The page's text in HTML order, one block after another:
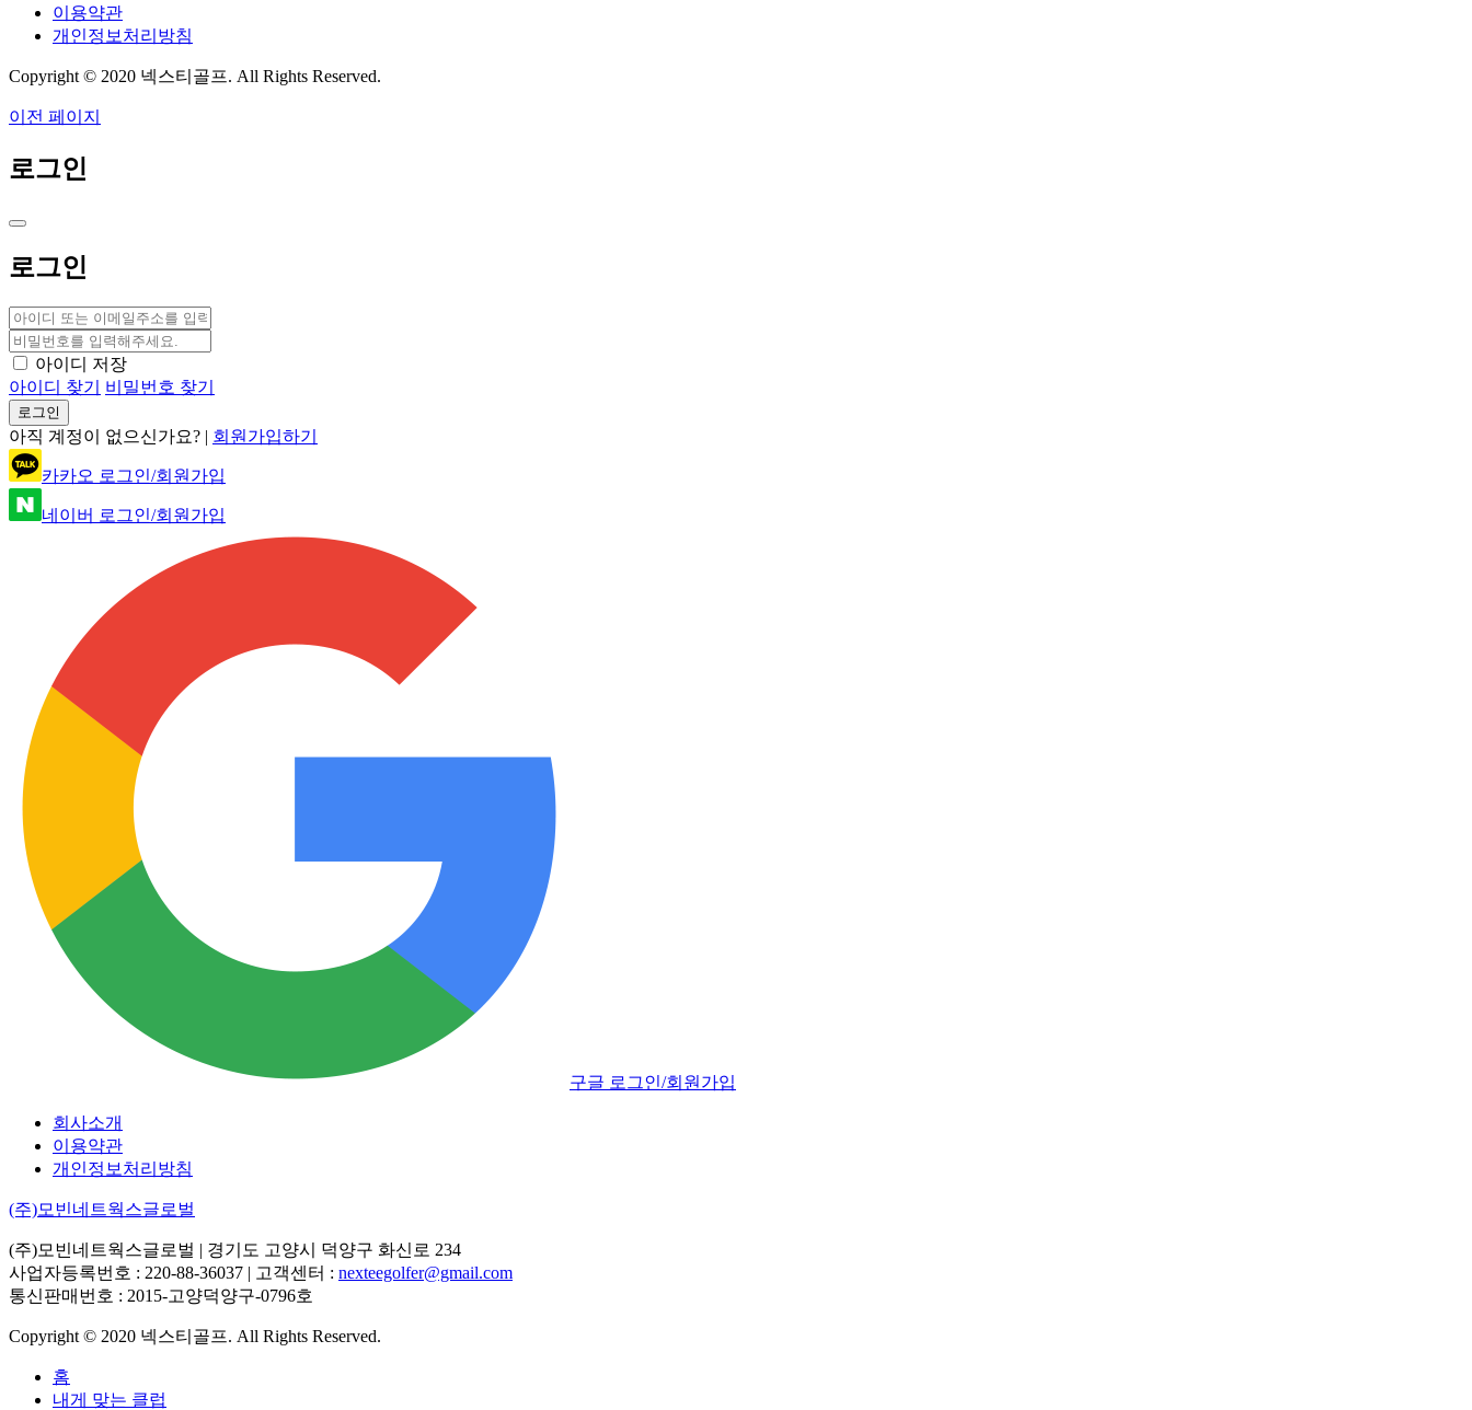
이용약관
개인정보처리방침
Copyright © 2020 넥스티골프. All Rights Reserved.
이전 페이지
로그인
로그인
아이디 저장
아이디 찾기
비밀번호 찾기
로그인
아직 계정이 없으신가요? | 회원가입하기
카카오 로그인/회원가입
네이버 로그인/회원가입
구글 로그인/회원가입
회사소개
이용약관
개인정보처리방침
(주)모빈네트웍스글로벌
(주)모빈네트웍스글로벌 | 경기도 고양시 덕양구 화신로 234
사업자등록번호 : 220-88-36037 | 고객센터 : nexteegolfer@gmail.com
통신판매번호 : 2015-고양덕양구-0796호
Copyright © 2020 넥스티골프. All Rights Reserved.
홈
내게 맞는 클럽